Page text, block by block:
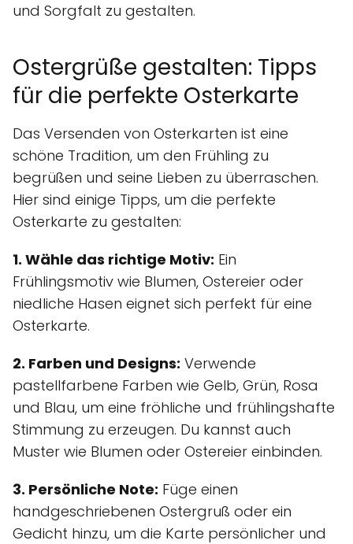
und Sorgfalt zu gestalten.
Ostergrüße gestalten: Tipps
für die perfekte Osterkarte
Das Versenden von Osterkarten ist eine
schöne Tradition, um den Frühling zu
begrüßen und seine Lieben zu überraschen.
Hier sind einige Tipps, um die perfekte
Osterkarte zu gestalten:
1. Wähle das richtige Motiv: Ein
Frühlingsmotiv wie Blumen, Ostereier oder
niedliche Hasen eignet sich perfekt für eine
Osterkarte.
2. Farben und Designs: Verwende
pastellfarbene Farben wie Gelb, Grün, Rosa
und Blau, um eine fröhliche und frühlingshafte
Stimmung zu erzeugen. Du kannst auch
Muster wie Blumen oder Ostereier einbinden.
3. Persönliche Note: Füge einen
handgeschriebenen Ostergruß oder ein
Gedicht hinzu, um die Karte persönlicher und